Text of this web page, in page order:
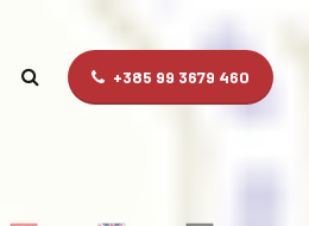
+385 99 3679 460